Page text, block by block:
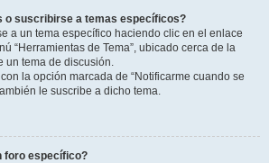
o suscribirse a temas específicos?
a un tema específico haciendo clic en el enlace
“Herramientas de Tema”, ubicado cerca de la
un tema de discusión.
la opción marcada de “Notificarme cuando se
le suscribe a dicho tema.
foro específico?